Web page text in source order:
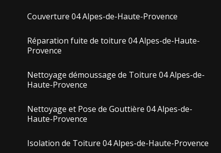
Couverture 04 Alpes-de-Haute-Provence
Réparation fuite de toiture 04 Alpes-de-Haute-
Provence
Nettoyage démoussage de Toiture 04 Alpes-de-
Haute-Provence
Nettoyage et Pose de Gouttière 04 Alpes-de-
Haute-Provence
Isolation de Toiture 04 Alpes-de-Haute-Provence